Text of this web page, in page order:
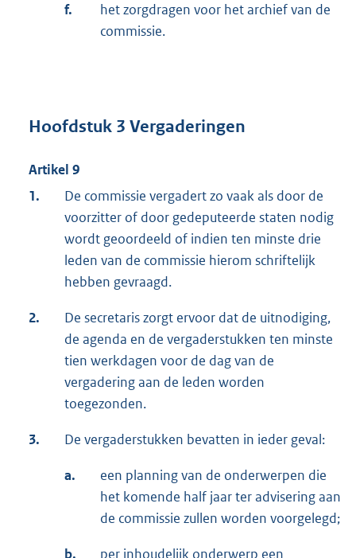
f.
het zorgdragen voor het archief van de
commissie.
Hoofdstuk 3 Vergaderingen
Artikel 9
1.
De commissie vergadert zo vaak als door de
voorzitter of door gedeputeerde staten nodig
wordt geoordeeld of indien ten minste drie
leden van de commissie hierom schriftelijk
hebben gevraagd.
2.
De secretaris zorgt ervoor dat de uitnodiging,
de agenda en de vergaderstukken ten minste
tien werkdagen voor de dag van de
vergadering aan de leden worden
toegezonden.
3. De vergaderstukken bevatten in ieder geval:
a.
een planning van de onderwerpen die
het komende half jaar ter advisering aan
de commissie zullen worden voorgelegd;
b. per inhoudelijk onderwerp een